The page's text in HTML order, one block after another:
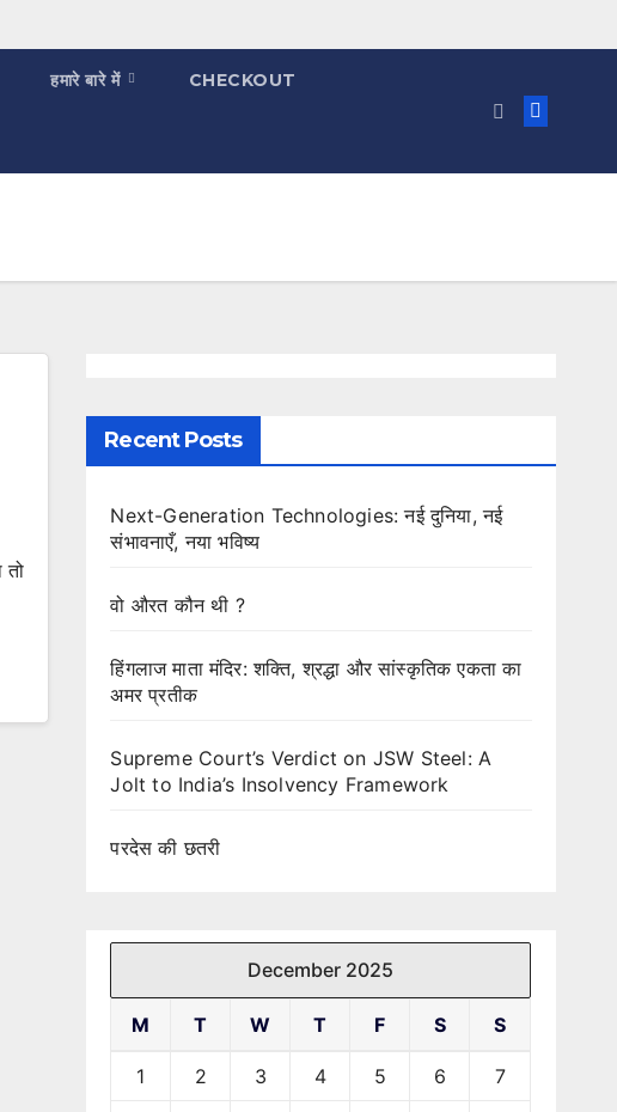
हमारे बारे में CHECKOUT
Recent Posts
Next-Generation Technologies: नई दुनिया, नई
संभावनाएँ, नया भविष्य
वो औरत कौन थी ?
हिंगलाज माता मंदिर: शक्ति, श्रद्धा और सांस्कृतिक एकता का
अमर प्रतीक
Supreme Court’s Verdict on JSW Steel: A
Jolt to India’s Insolvency Framework
परदेस की छतरी
December 2025
M T W T F S S
1 2 3 4 5 6 7